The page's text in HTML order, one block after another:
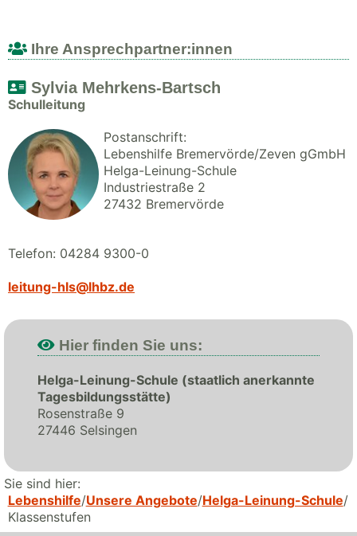
Ihre Ansprechpartner:innen
Sylvia Mehrkens-Bartsch
Schulleitung
Postanschrift:
Lebenshilfe Bremervörde/Zeven gGmbH
Helga-Leinung-Schule
Industriestraße 2
27432 Bremervörde
Telefon: 04284 9300-0
leitung-hls@lhbz.de
Hier finden Sie uns:
Helga-Leinung-Schule (staatlich anerkannte
Tagesbildungsstätte)
Rosenstraße 9
27446 Selsingen
Sie sind hier:
Lebenshilfe Unsere Angebote Helga-Leinung-Schule
Klassenstufen